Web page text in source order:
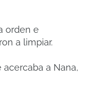
orden e
a limpiar.
acercaba a Nana,